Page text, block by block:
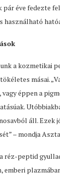
éve fedezte
használható
a kozmetikai
másai.
vagy éppen a
áll. Ezek
– mondja
réz-peptid
emberi